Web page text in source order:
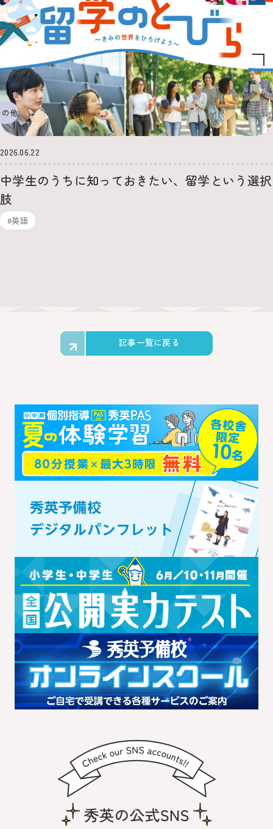
の他
2026.06.22
中学生のうちに知っておきたい、留学という選択
肢
#英語
記事一覧に戻る